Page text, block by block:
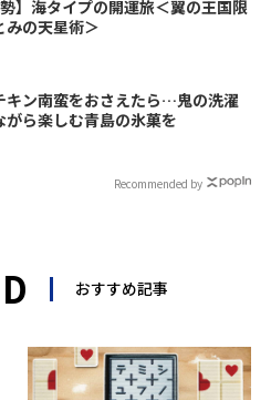
勢】海タイプの開運旅＜翼の王国限
の天星術＞
キン南蛮をおさえたら…鬼の洗濯
がら楽しむ青島の氷菓を
Recommended by
おすすめ記事